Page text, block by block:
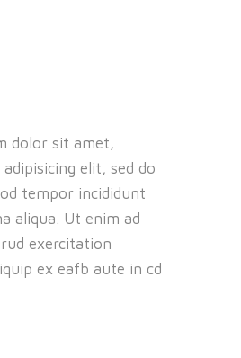
dolor sit amet,
elit, sed do
tempor incididunt
aliqua. Ut enim ad
exercitation
ex eafb aute in cd